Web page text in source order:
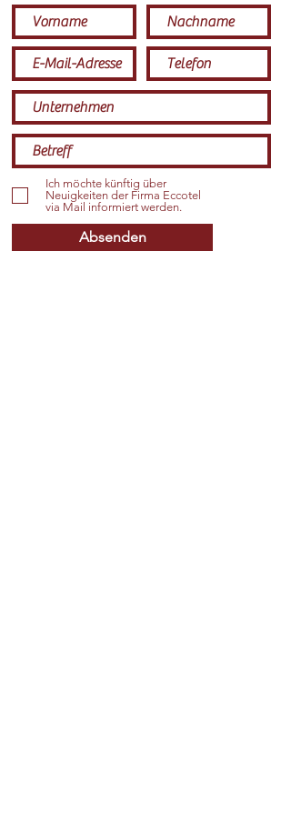
Ich möchte künftig über
Neuigkeiten der Firma Eccotel
via Mail informiert werden.
Absenden